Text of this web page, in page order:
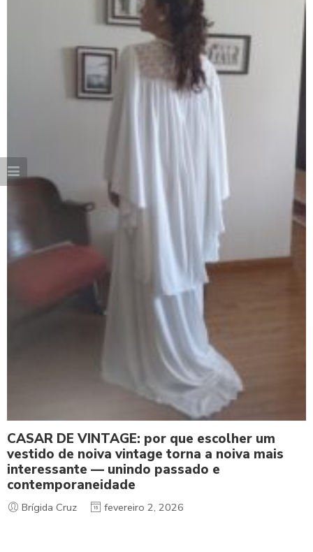
CASAR DE VINTAGE: por que escolher um
vestido de noiva vintage torna a noiva mais
interessante — unindo passado e
contemporaneidade
Brígida Cruz fevereiro 2, 2026